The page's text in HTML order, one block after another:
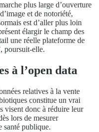
plus large d’ouverture
et de notoriété,
est d’aller plus loin
élargir le champ des
une réelle plateforme de
poursuit-elle.
à l’open data
relatives à la vente
constitue un vrai
visent donc à réduire leur
lors de mesurer
santé publique.